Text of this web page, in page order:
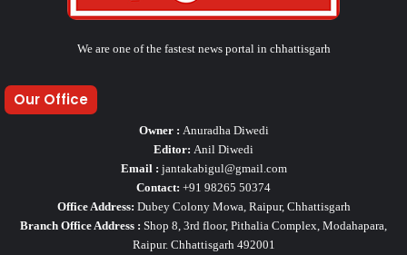
We are one of the fastest news portal in chhattisgarh
Our Office
Owner : Anuradha Diwedi
Editor: Anil Diwedi
Email : jantakabigul@gmail.com
Contact: +91 98265 50374
Office Address: Dubey Colony Mowa, Raipur, Chhattisgarh
Branch Office Address : Shop 8, 3rd floor, Pithalia Complex, Modahapara,
Raipur. Chhattisgarh 492001